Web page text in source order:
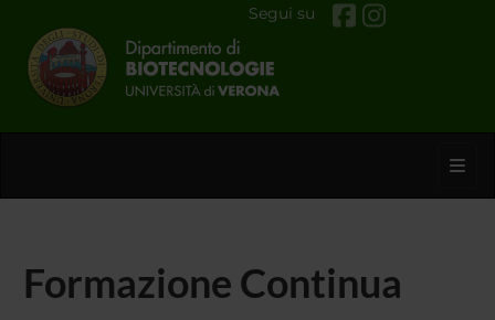
Segui su
Formazione Continua